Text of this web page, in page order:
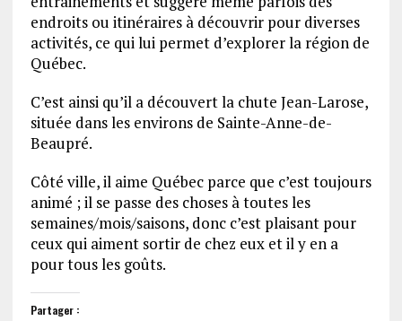
endroits ou itinéraires à découvrir pour diverses
activités, ce qui lui permet d’explorer la région de
Québec.
C’est ainsi qu’il a découvert la chute Jean-Larose,
située dans les environs de Sainte-Anne-de-
Beaupré.
Côté ville, il aime Québec parce que c’est toujours
animé ; il se passe des choses à toutes les
semaines/mois/saisons, donc c’est plaisant pour
ceux qui aiment sortir de chez eux et il y en a
pour tous les goûts.
Partager :